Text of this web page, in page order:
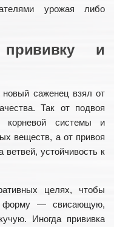
урожая либо
и
саженец взял от
Так от подвоя
корневой системы и
веществ, а от привоя
устойчивость к
целях, чтобы
форму — свисающую,
Иногда прививка